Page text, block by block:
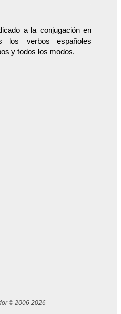
a la conjugación en
los verbos españoles
y todos los modos.
© 2006-2026